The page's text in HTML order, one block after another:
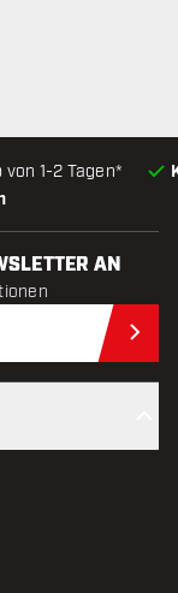
von 1-2 Tagen*
nicht
AN